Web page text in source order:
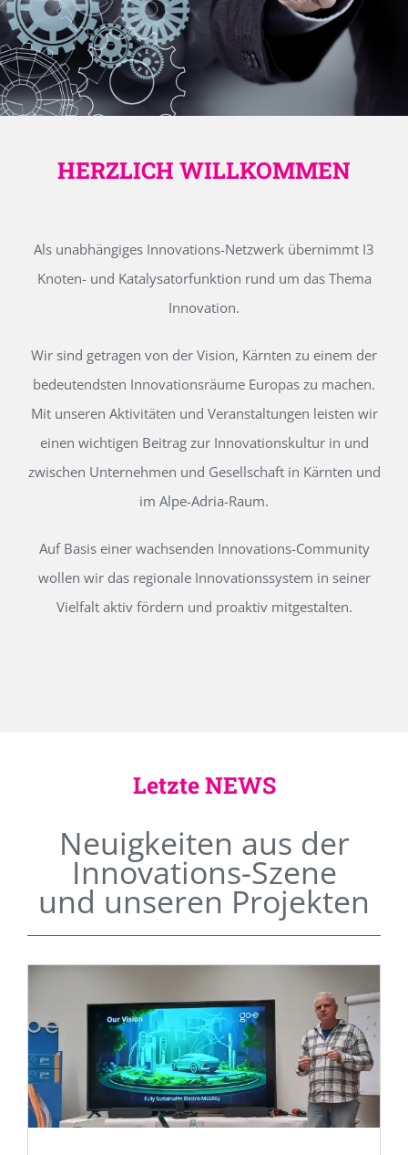
HERZLICH WILLKOMMEN
Als unabhängiges Innovations-Netzwerk übernimmt I3
Knoten- und Katalysatorfunktion rund um das Thema
Innovation.
Wir sind getragen von der Vision, Kärnten zu einem der
bedeutendsten Innovationsräume Europas zu machen.
Mit unseren Aktivitäten und Veranstaltungen leisten wir
einen wichtigen Beitrag zur Innovationskultur in und
zwischen Unternehmen und Gesellschaft in Kärnten und
im Alpe-Adria-Raum.
Auf Basis einer wachsenden Innovations-Community
wollen wir das regionale Innovationssystem in seiner
Vielfalt aktiv fördern und proaktiv mitgestalten.
Letzte NEWS
Neuigkeiten aus der
Innovations-Szene
und unseren Projekten